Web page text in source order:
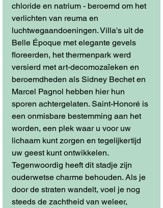
chloride en natrium - beroemd om het
verlichten van reuma en
luchtwegaandoeningen. Villa's uit de
Belle Époque met elegante gevels
floreerden, het thermenpark werd
versierd met art-decomozaïeken en
beroemdheden als Sidney Bechet en
Marcel Pagnol hebben hier hun
sporen achtergelaten. Saint-Honoré is
een onmisbare bestemming aan het
worden, een plek waar u voor uw
lichaam kunt zorgen en tegelijkertijd
uw geest kunt ontwikkelen.
Tegenwoordig heeft dit stadje zijn
ouderwetse charme behouden. Als je
door de straten wandelt, voel je nog
steeds de zachtheid van weleer,